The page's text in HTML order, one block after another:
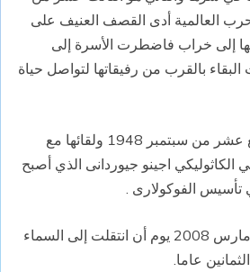
بداية الحرب العالمية أدى القصف العنيف على
إلى خراب فاضطرت الأسرة إلى
بالقرب من رفيقاتها لتواصل حياة
والتاريخ الثالث هو السابع عشر من سبتمبر 1948 ولقائها مع
الكاثوليكي اجينو جيوردانى الذي أصبح
تأسيس الفوكولارى .
التاريخ الرابع هو يوم 26 مارس 2008 يوم أن انتقلت إلى السماء
عاما.